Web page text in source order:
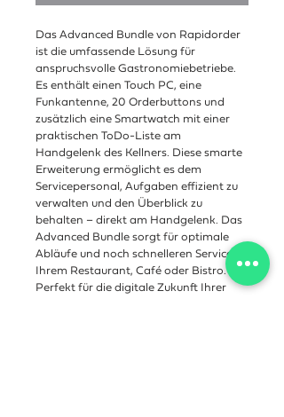
Das Advanced Bundle von Rapidorder
ist die umfassende Lösung für
anspruchsvolle Gastronomiebetriebe.
Es enthält einen Touch PC, eine
Funkantenne, 20 Orderbuttons und
zusätzlich eine Smartwatch mit einer
praktischen ToDo-Liste am
Handgelenk des Kellners. Diese smarte
Erweiterung ermöglicht es dem
Servicepersonal, Aufgaben effizient zu
verwalten und den Überblick zu
behalten – direkt am Handgelenk. Das
Advanced Bundle sorgt für optimale
Abläufe und noch schnelleren Service in
Ihrem Restaurant, Café oder Bistro.
Perfekt für die digitale Zukunft Ihrer